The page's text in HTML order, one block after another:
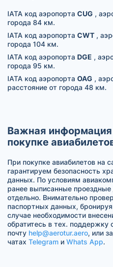
IATA код аэропорта CUG ,
города 84 км.
IATA код аэропорта CWT ,
города 104 км.
IATA код аэропорта DGE ,
города 95 км.
IATA код аэропорта OAG ,
расстояние от города 48 км.
Важная информация
покупке
При покупке авиабилетов на
гарантируем безопасность
данных. По условиям
ранее выписанные
отдельно. Внимательно
паспортных данных,
случае необходимости
обратитесь в тех. поддержку
почту help@aerotur.aero, или
чатах Telegram и Whats App.